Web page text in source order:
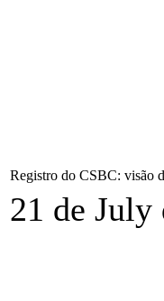
Registro do CSBC: visão
21 de July